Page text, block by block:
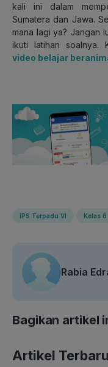
kali ini dalam
Sumatera dan Jawa.
mana lagi ya? Jangan
ikuti latihan soalnya.
video belajar
IPS Terpadu VI Kelas 6
Rabia
Bagikan artikel
Artikel Terbaru